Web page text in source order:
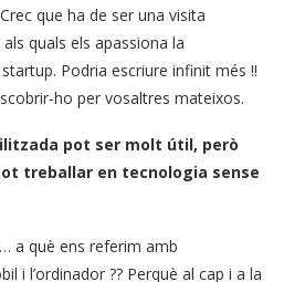
Crec que ha de ser una visita
quals els apassiona la
startup. Podria escriure infinit més !!
ho per vosaltres mateixos.
pot ser molt útil, però
treballar en tecnologia sense
… a què ens referim amb
i l’ordinador ?? Perquè al cap i a la